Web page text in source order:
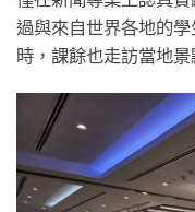
過與來自世界各地的
時，課餘也走訪當地